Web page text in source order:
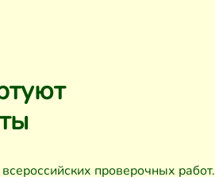
проверочных работ.